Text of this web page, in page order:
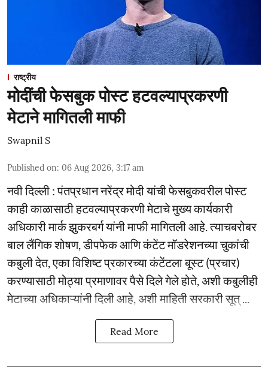
राष्ट्रीय
मोदींची फेसबुक पोस्ट हटवल्याप्रकरणी
मेटाने मागितली माफी
Swapnil S
Published on: 06 Aug 2026, 3:17 am
नवी दिल्ली : पंतप्रधान नरेंद्र मोदी यांची फेसबुकवरील पोस्ट
काही काळासाठी हटवल्याप्रकरणी मेटाचे मुख्य कार्यकारी
अधिकारी मार्क झुकरबर्ग यांनी माफी मागितली आहे. त्याचबरोबर
बाल लैंगिक शोषण, डीपफेक आणि कंटेंट मॉडरेशनच्या चुकांची
कबुली देत, एका विशिष्ट प्रकारच्या कंटेंटला बूस्ट (प्रचार)
करण्यासाठी मोठ्या प्रमाणावर पैसे दिले गेले होते, अशी कबुलीही
मेटाच्या अधिकाऱ्यांनी दिली आहे, अशी माहिती सरकारी सूत् ...
Read More